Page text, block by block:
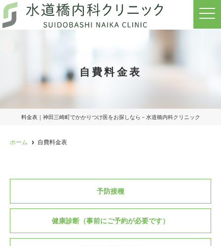
t
o
i
自費料金表
料金表｜神田三崎町でかかりつけ医をお探しなら－水道橋内科クリニック
ホーム 自費料金表
予防接種
健康診断（事前にご予約が必要です）